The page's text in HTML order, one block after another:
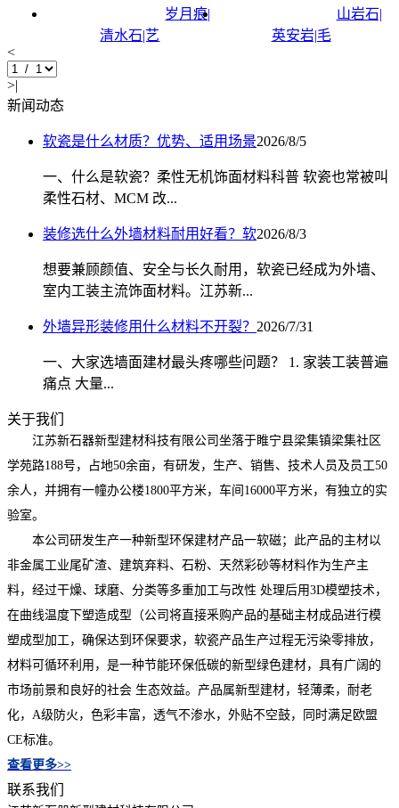
岁月痕|
清水石|艺
山岩石|
英安岩|毛
<
>|
新闻动态
软瓷是什么材质？优势、适用场景2026/8/5
一、什么是软瓷？柔性无机饰面材料科普 软瓷也常被叫
柔性石材、MCM 改...
装修选什么外墙材料耐用好看？软2026/8/3
想要兼顾颜值、安全与长久耐用，软瓷已经成为外墙、
室内工装主流饰面材料。江苏新...
外墙异形装修用什么材料不开裂？ 2026/7/31
一、大家选墙面建材最头疼哪些问题？ 1. 家装工装普遍
痛点 大量...
关于我们
江苏新石器新型建材科技有限公司坐落于睢宁县梁集镇梁集社区
学苑路188号，占地50余亩，有研发，生产、销售、技术人员及员工50
余人，并拥有一幢办公楼1800平方米，车间16000平方米，有独立的实
验室。
本公司研发生产一种新型环保建材产品一软磁；此产品的主材以
非金属工业尾矿渣、建筑弃料、石粉、天然彩砂等材料作为生产主
料，经过干燥、球磨、分类等多重加工与改性 处理后用3D模塑技术，
在曲线温度下塑造成型（公司将直接釆购产品的基础主材成品进行模
塑成型加工，确保达到环保要求，软瓷产品生产过程无污染零排放，
材料可循环利用，是一种节能环保低碳的新型绿色建材，具有广阔的
市场前景和良好的社会 生态效益。产品属新型建材，轻薄柔，耐老
化，A级防火，色彩丰富，透气不渗水，外贴不空鼓，同时满足欧盟
CE标准。
查看更多>>
联系我们